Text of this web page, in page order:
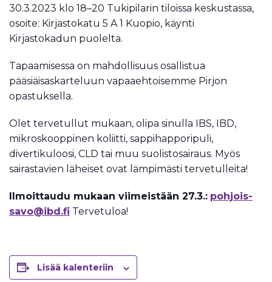
30.3.2023 klo 18–20 Tukipilarin tiloissa keskustassa,
osoite: Kirjastokatu 5 A 1 Kuopio, käynti
Kirjastokadun puolelta.
Tapaamisessa on mahdollisuus osallistua
pääsiäisaskarteluun vapaaehtoisemme Pirjon
opastuksella.
Olet tervetullut mukaan, olipa sinulla IBS, IBD,
mikroskooppinen koliitti, sappihapporipuli,
divertikuloosi, CLD tai muu suolistosairaus. Myös
sairastavien läheiset ovat lämpimästi tervetulleita!
Ilmoittaudu mukaan viimeistään 27.3.: pohjois-
savo@ibd.fi Tervetuloa!
Lisää kalenteriin